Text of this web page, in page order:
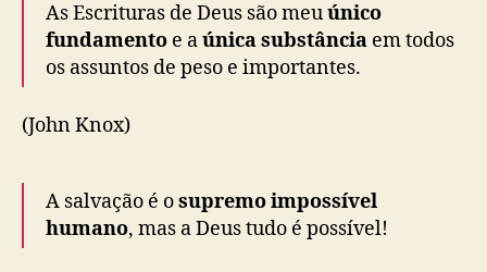
As Escrituras de Deus são meuúnico
fundamento e aúnica substância em todos
os assuntos de peso e importantes.
(John Knox)
A salvação é osupremo impossível
humano, mas a Deus tudo é possível!